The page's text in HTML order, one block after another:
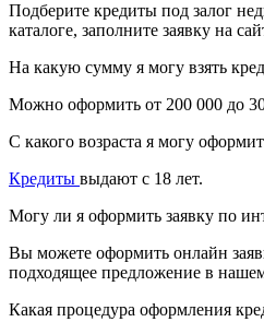
Подберите кредиты под залог
каталоге, заполните заявку на
На какую сумму я могу взять
Можно оформить от 200 000 до
С какого возраста я могу
Кредиты выдают с 18 лет.
Могу ли я оформить заявку по
Вы можете оформить онлайн
подходящее предложение в
Какая процедура оформления